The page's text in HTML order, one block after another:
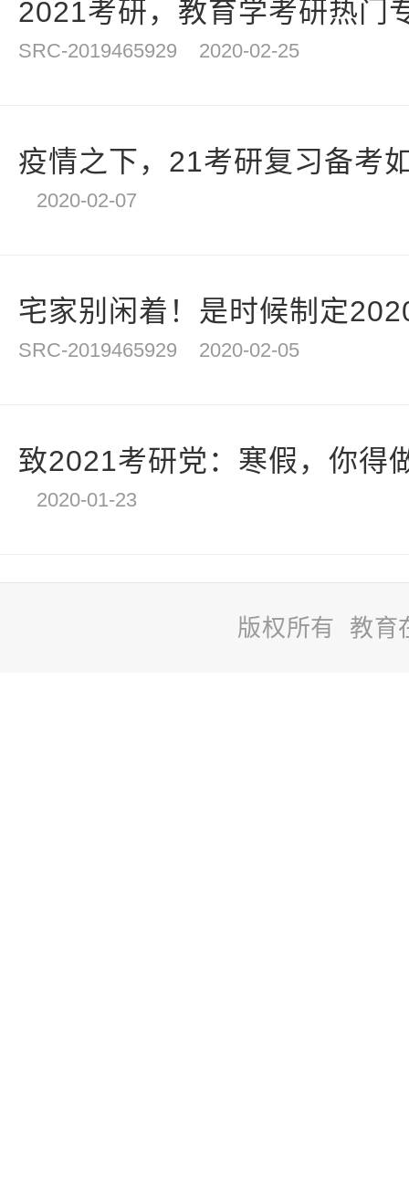
2021考研，教育学考研热门
SRC-2019465929 2020-02-25
疫情之下，21考研复习备考
2020-02-07
宅家别闲着！是时候制定
SRC-2019465929 2020-02-05
致2021考研党：寒假，你得
2020-01-23
版权所有 教育